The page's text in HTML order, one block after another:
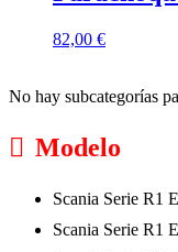
82,00 €
No hay subcategorías
Modelo
Scania Serie R1
Scania Serie R1